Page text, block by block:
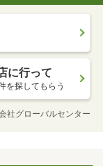
に行って
を探してもらう
社グローバルセンター